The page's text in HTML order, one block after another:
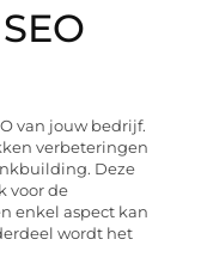
van jouw bedrijf.
verbeteringen
Deze
voor de
enkel aspect kan
wordt het